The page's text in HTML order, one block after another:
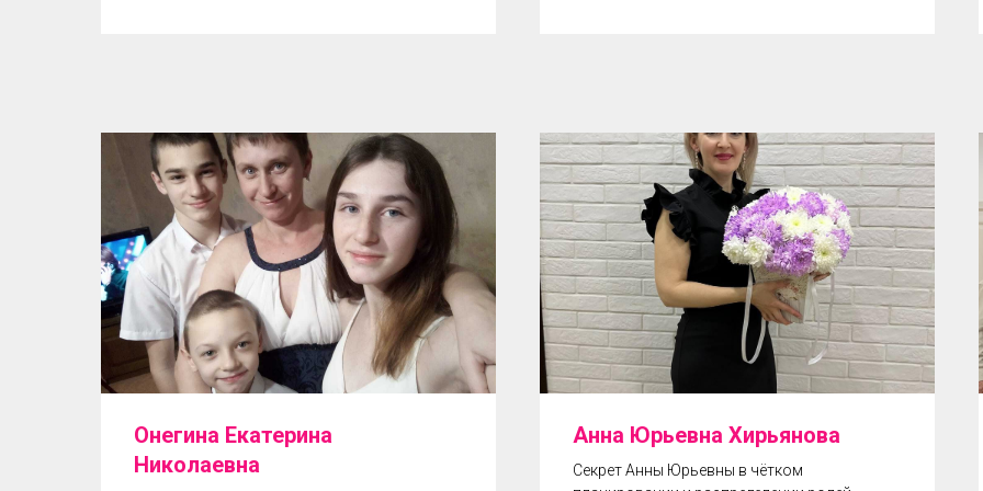
Онегина Екатерина
Николаевна
Анна Юрьевна Хирьянова
Секрет Анны Юрьевны в чётком